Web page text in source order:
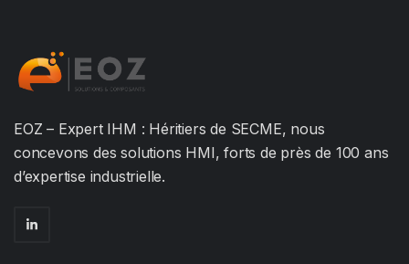
EOZ – Expert IHM : Héritiers de SECME, nous
concevons des solutions HMI, forts de près de 100 ans
d’expertise industrielle.